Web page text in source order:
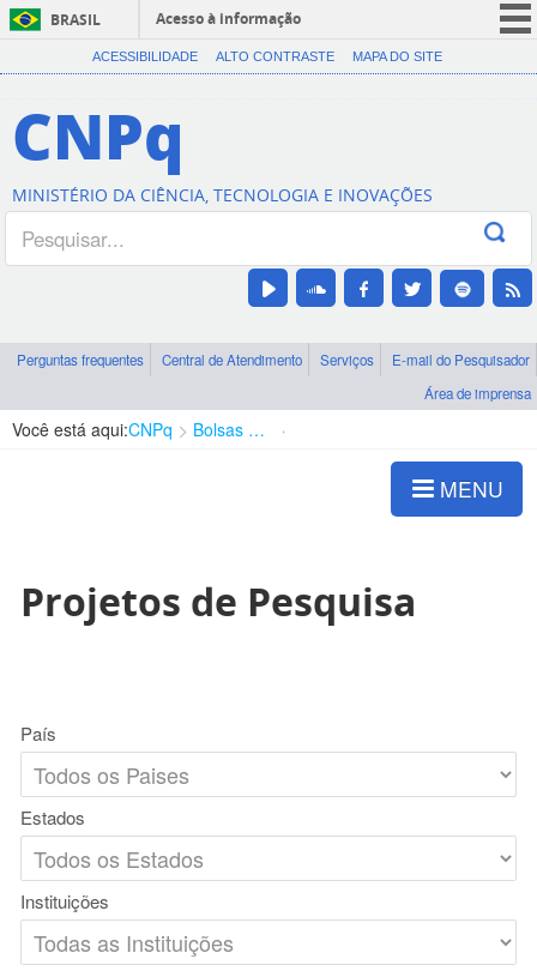
BRASIL
Acesso à informação
CORONAVÍRUS (COVID-19)
Canais
ACESSIBILIDADE ALTO CONTRASTE MAPA DO SITE
CNPq
MINISTÉRIO DA CIÊNCIA, TECNOLOGIA E INOVAÇÕES
Perguntas frequentes Central de Atendimento Serviços
E-mail do Pesquisador
Área de imprensa
Você está aqui:CNPq Bolsas e Auxílios Vigentes
MENU
Projetos de Pesquisa
País
Estados
Instituições